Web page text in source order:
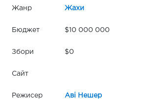
Жанр Жахи
Бюджет $10 000 000
Збори $0
Сайт
Режисер Аві Нешер